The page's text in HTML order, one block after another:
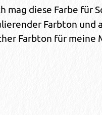
mag diese Farbe für
Farbton und
Farbton für meine